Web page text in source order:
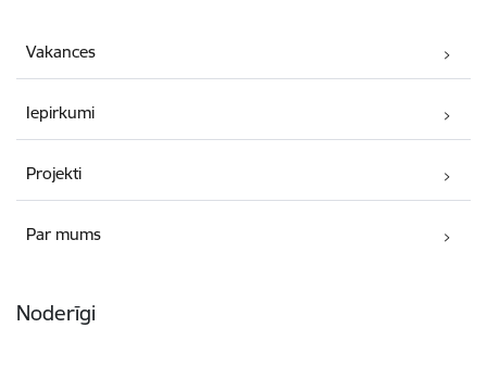
Vakances
Iepirkumi
Projekti
Par mums
Noderīgi